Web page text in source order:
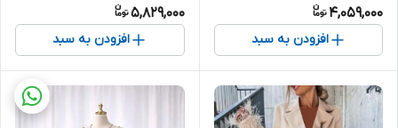
4,059,000
افزودن به سبد
5,829,000
افزودن به سبد